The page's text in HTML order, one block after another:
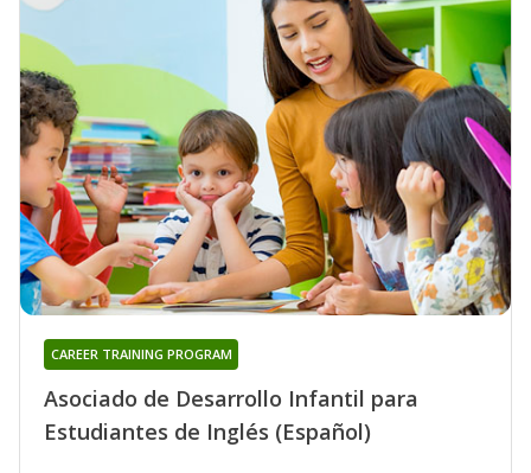
Asociado de Desarrollo Infantil para
Estudiantes de Inglés (Español)
CAREER TRAINING PROGRAM